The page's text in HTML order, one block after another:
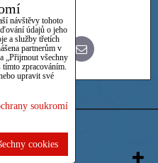
LinkedInWhatsApp
E-
mail
návštěvy tohoto
údajů o jeho
a služby třetích
partnerům v
„Přijmout všechny
zpracováním.
upravit své
soukromí
cookies